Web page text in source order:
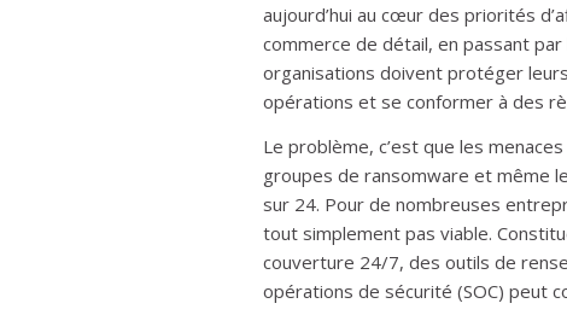
aujourd’hui au cœur des priorités
commerce de détail, en passant
organisations doivent protéger
opérations et se conformer à des
Le problème, c’est que les
groupes de ransomware et même
sur 24. Pour de nombreuses
tout simplement pas viable.
couverture 24/7, des outils de
opérations de sécurité (SOC) peut